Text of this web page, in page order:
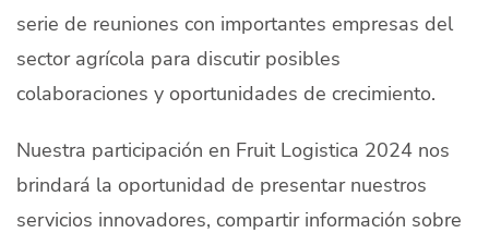
serie de reuniones con importantes empresas del
sector agrícola para discutir posibles
colaboraciones y oportunidades de crecimiento.
Nuestra participación en Fruit Logistica 2024 nos
brindará la oportunidad de presentar nuestros
servicios innovadores, compartir información sobre